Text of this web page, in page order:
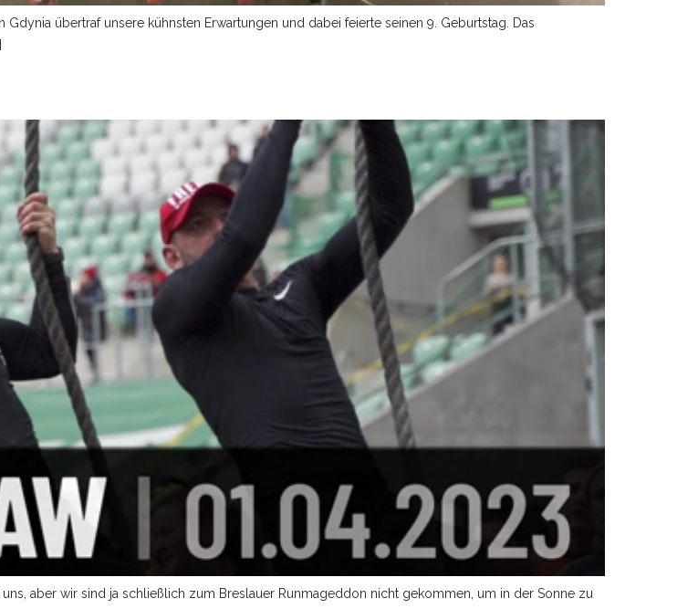
übertraf unsere kühnsten Erwartungen und dabei feierte seinen 9. Geburtstag. Das
aber wir sind ja schließlich zum Breslauer Runmageddon nicht gekommen, um in der Sonne zu